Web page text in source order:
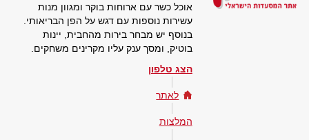
אוכל כשר עם ארוחות בוקר ומגוון מנות
עשירות נוספות עם דגש על הפן הבריאותי.
בנוסף יש מבחר בירות מהחבית, יינות
בוטיק, ומסך ענק עליו מקרינים משחקים.
הצג טלפון
לאתר
המלצות